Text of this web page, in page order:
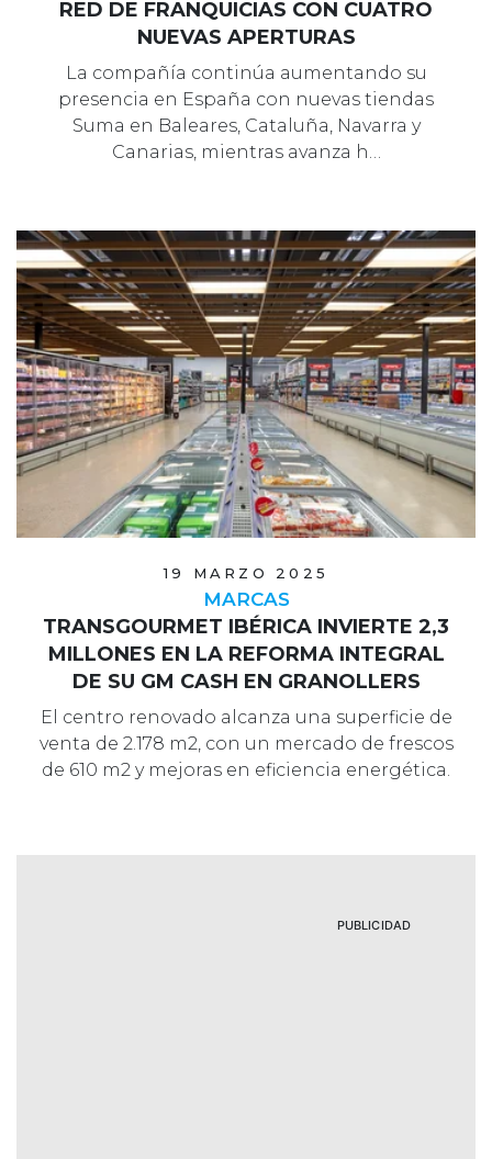
RED DE FRANQUICIAS CON CUATRO
NUEVAS APERTURAS
La compañía continúa aumentando su
presencia en España con nuevas tiendas
Suma en Baleares, Cataluña, Navarra y
Canarias, mientras avanza h…
19 MARZO 2025
MARCAS
TRANSGOURMET IBÉRICA INVIERTE 2,3
MILLONES EN LA REFORMA INTEGRAL
DE SU GM CASH EN GRANOLLERS
El centro renovado alcanza una superficie de
venta de 2.178 m2, con un mercado de frescos
de 610 m2 y mejoras en eficiencia energética.
PUBLICIDAD